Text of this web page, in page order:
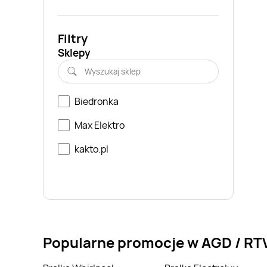
Filtry
Sklepy
Biedronka
Max Elektro
kakto.pl
Popularne promocje w AGD /